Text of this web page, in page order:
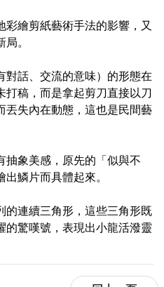
繪剪紙藝術手法的影響，又
。
對話、交流的意味）的形態在
稿，而是拿起剪刀直接以刀
丟失內在動態，這也是民間藝
抽象美感，原先的「似與不
鱗片而具體起來。
的連續三角形，這些三角形既
驚嘆號，表現出小龍活潑靈